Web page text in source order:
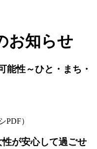
お知らせ
能性～ひと・まち・
PDF）
が安心して過ごせ